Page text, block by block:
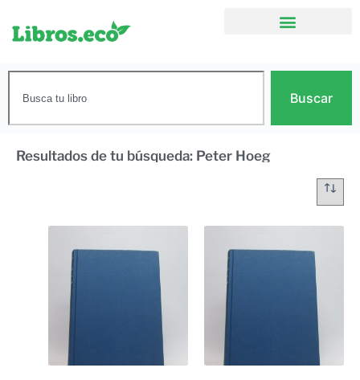
Buscar
Resultados de tu búsqueda: Peter Hoeg